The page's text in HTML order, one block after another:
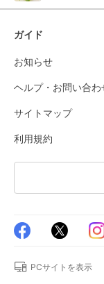
ガイド
お知らせ
ヘルプ・お問い合わ
サイトマップ
利用規約
PCサイトを表示